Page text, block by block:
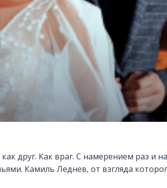
друг. Как враг. С намерением раз и
Камиль Леднев, от взгляда